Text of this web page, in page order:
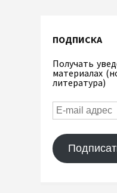
ПОДПИСКА
Получать
материалах
литература)